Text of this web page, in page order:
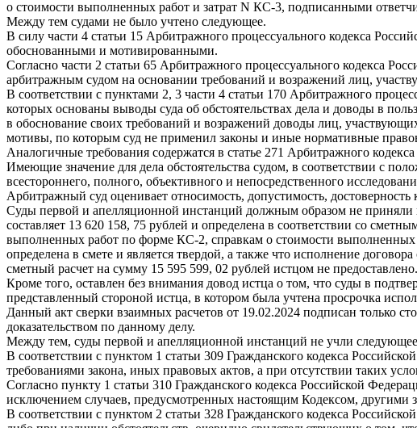
о стоимости выполненных работ и затрат N КС-3, подписанными
Между тем судами не было учтено следующее.
В силу части 4 статьи 15 Арбитражного процессуального кодекса
обоснованными и мотивированными.
Согласно части 2 статьи 65 Арбитражного процессуального кодекса
арбитражным судом на основании требований и возражений лиц,
В соответствии с пунктами 2, 3 части 4 статьи 170 Арбитражного
которых основаны выводы суда об обстоятельствах дела и доводы в
в обоснование своих требований и возражений доводы лиц,
мотивы, по которым суд не применил законы и иные нормативные
Аналогичные требования содержатся в статье 271 Арбитражного
Имеющие значение для дела обстоятельства судом, в соответствии с
всестороннего, полного, объективного и непосредственного
Арбитражный суд оценивает относимость, допустимость, достоверность
Суды первой и апелляционной инстанций должным образом не приняли
составляет 13 620 158, 75 рублей и определена в соответствии со
выполненных работ по форме КС-2, справкам о стоимости выполненных
определена в смете и является твердой, а также что исполнение
сметный расчет на сумму 15 595 599, 02 рублей истцом не предоставлено.
Кроме того, оставлен без внимания довод истца о том, что суды в
представленный стороной истца, в котором была учтена просрочка
Данный акт сверки взаимных расчетов от 19.02.2024 подписан только
доказательством по данному делу.
Между тем, суды первой и апелляционной инстанций не учли
В соответствии с пунктом 1 статьи 309 Гражданского кодекса
требованиями закона, иных правовых актов, а при отсутствии таких
Согласно пункту 1 статьи 310 Гражданского кодекса Российской
исключением случаев, предусмотренных настоящим Кодексом,
В соответствии с пунктом 2 статьи 328 Гражданского кодекса